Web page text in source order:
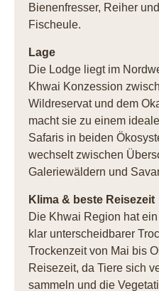
Bienenfresser, Reiher
Fischeule.
Lage
Die Lodge liegt im
Khwai Konzession
Wildreservat und dem
macht sie zu einem
Safaris in beiden
wechselt zwischen
Galeriewäldern und
Klima & beste Reisezeit
Die Khwai Region hat
klar unterscheidbarer
Trockenzeit von Mai bis
Reisezeit, da Tiere sich
sammeln und die